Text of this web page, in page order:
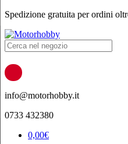
Spedizione gratuita per ordini
Products
search
info@motorhobby.it
0733 432380
0,00€